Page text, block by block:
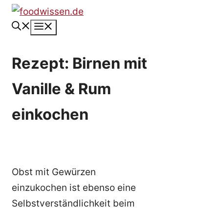
Zum
Inhalt
Rezept: Birnen mit
Vanille & Rum
einkochen
Obst mit Gewürzen
einzukochen ist ebenso eine
Selbstverständlichkeit beim